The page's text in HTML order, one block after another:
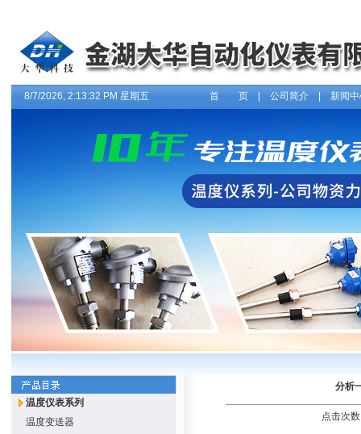
8/7/2026, 2:13:33 PM 星期五 首 页| 公司简介| 新闻中
温度仪表系列
温度变送器
分析
点击次